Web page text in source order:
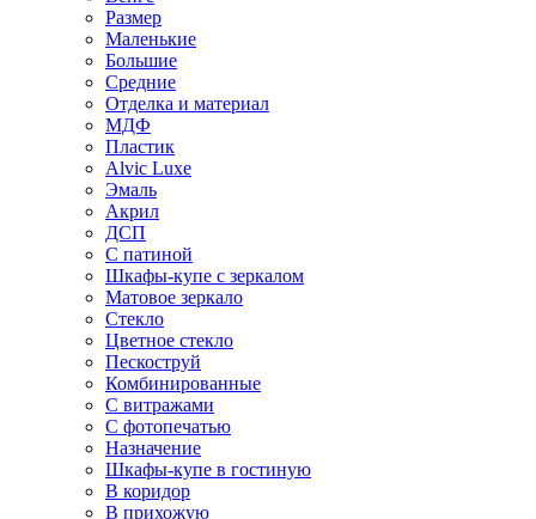
Размер
Маленькие
Большие
Средние
Отделка и материал
МДФ
Пластик
Alvic Luxe
Эмаль
Акрил
ДСП
С патиной
Шкафы-купе с зеркалом
Матовое зеркало
Стекло
Цветное стекло
Пескоструй
Комбинированные
С витражами
С фотопечатью
Назначение
Шкафы-купе в гостиную
В коридор
В прихожую